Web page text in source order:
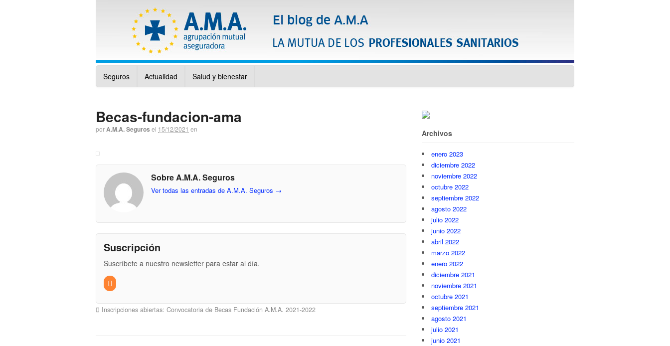
Seguros Actualidad Salud y bienestar
Becas-fundacion-ama
porA.M.A. Seguros el 15/12/2021 en
Sobre A.M.A. Seguros
Ver todas las entradas de A.M.A. Seguros →
Suscripción
Suscríbete a nuestro newsletter para estar al día.
Inscripciones abiertas: Convocatoria de Becas Fundación A.M.A. 2021-2022
Archivos
enero 2023
diciembre 2022
noviembre 2022
octubre 2022
septiembre 2022
agosto 2022
julio 2022
junio 2022
abril 2022
marzo 2022
enero 2022
diciembre 2021
noviembre 2021
octubre 2021
septiembre 2021
agosto 2021
julio 2021
junio 2021